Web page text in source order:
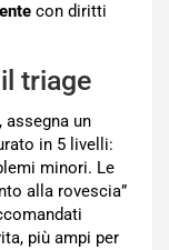
con diritti
triage
assegna un
in 5 livelli:
minori. Le
alla rovescia”
più ampi per